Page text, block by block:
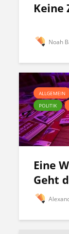
Keine
Noah
ALLGEMEIN
POLITIK
Eine
Geht